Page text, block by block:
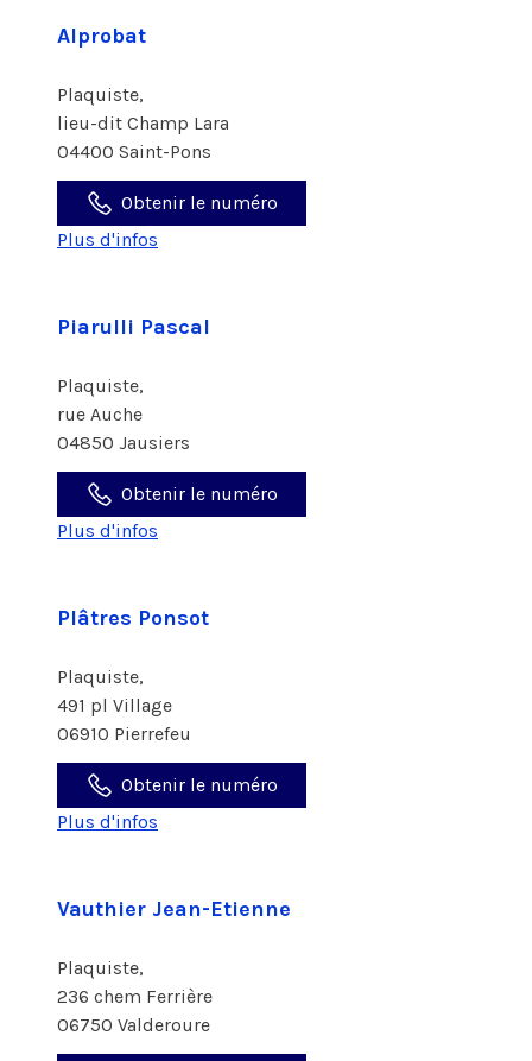
Alprobat
Plaquiste,
lieu-dit Champ Lara
04400 Saint-Pons
Obtenir le numéro
Plus d'infos
Piarulli Pascal
Plaquiste,
rue Auche
04850 Jausiers
Obtenir le numéro
Plus d'infos
Plâtres Ponsot
Plaquiste,
491 pl Village
06910 Pierrefeu
Obtenir le numéro
Plus d'infos
Vauthier Jean-Etienne
Plaquiste,
236 chem Ferrière
06750 Valderoure